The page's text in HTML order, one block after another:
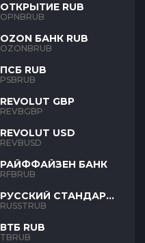
ОТКРЫТИЕ RUB
OPNBRUB
OZON БАНК RUB
OZONBRUB
ПСБ RUB
PSBRUB
REVOLUT GBP
REVBGBP
REVOLUT USD
REVBUSD
РАЙФФАЙЗЕН БАНК
RFBRUB
РУССКИЙ СТАНДАРТ
RUB
RUSSTRUB
ВТБ RUB
TBRUB